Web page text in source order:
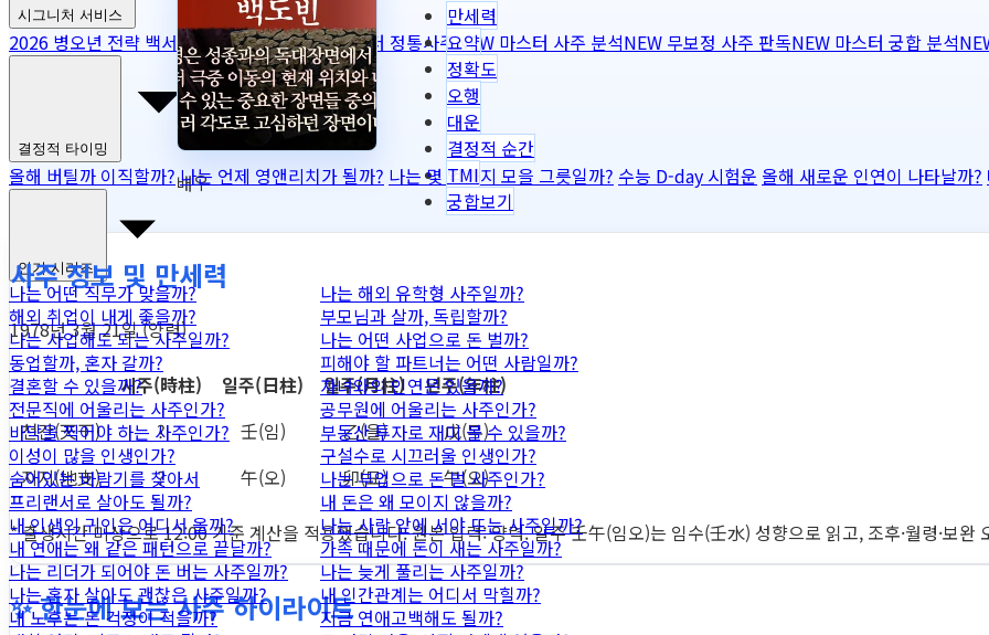
시그니처 서비스
2026 병오년 전략 백서NEW2026 토정비결마스터 정통사주NEW 마스터 사주 분석NEW 무보정 사주 판독NEW 마스터 궁합 분석
결정적 타이밍
올해 버틸까 이직할까? 나는 언제 영앤리치가 될까? 나는 몇 억까지 모을 그릇일까? 수능 D-day 시험운 올해 새로운 인연이 나타날까?
인기 시리즈
나는 어떤 직무가 맞을까?
나는 해외 유학형 사주일까?
해외 취업이 내게 좋을까?
부모님과 살까, 독립할까?
나는 사업해도 되는 사주일까?
나는 어떤 사업으로 돈 벌까?
동업할까, 혼자 갈까?
피해야 할 파트너는 어떤 사람일까?
결혼할 수 있을까?
자녀와의 인연은 있을까?
전문직에 어울리는 사주인가?
공무원에 어울리는 사주인가?
바닥을 찍어야 하는 사주인가?
부동산 투자로 재미 볼 수 있을까?
이성이 많을 인생인가?
구설수로 시끄러울 인생인가?
숨어있는 바람기를 찾아서
나는 부업으로 돈 벌 사주인가?
프리랜서로 살아도 될까?
내 돈은 왜 모이지 않을까?
내 인생의 귀인은 어디서 올까?
나는 사람 앞에 서야 뜨는 사주일까?
내 연애는 왜 같은 패턴으로 끝날까?
가족 때문에 돈이 새는 사주일까?
나는 리더가 되어야 돈 버는 사주일까?
나는 늦게 풀리는 사주일까?
나는 혼자 살아도 괜찮은 사주일까?
내 인간관계는 어디서 막힐까?
내 노후는 돈 걱정이 적을까?
지금 연애고백해도 될까?
배우
만세력
요약
정확도
오행
대운
결정적 순간
TMI
궁합보기
사주 정보 및 만세력
1978년 3월 21일 (양력)
시주(時柱) 일주(日柱) 월주(月柱) 년주(年柱)
천간(天干) ? 壬(임) 乙(을) 戊(무)
지지(地支) ? 午(오) 卯(묘) 午(오)
* 출생시간 미상으로 12:00 기준 계산을 적용했습니다. 원본 입력: 양력. 일주 壬午(임오)는 임수(壬水) 성향으로 읽고, 조후·월령·보완
✨ 한눈에 보는 사주 하이라이트